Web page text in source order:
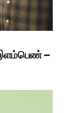
இளம்பெண் –